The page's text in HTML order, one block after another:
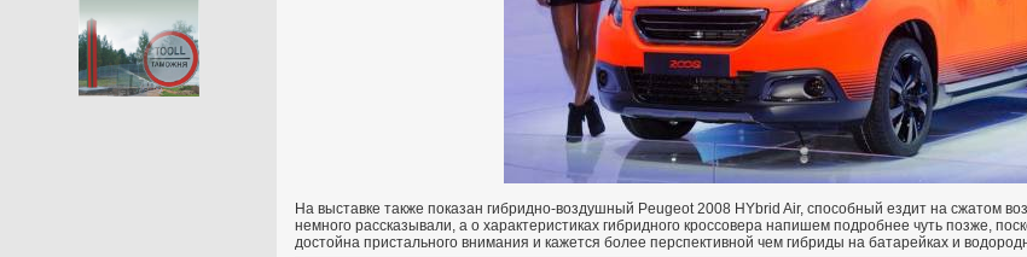
На выставке также показан гибридно-воздушный Peugeot 2008 HYbrid Air, способный ездит на сжатом
немного рассказывали, а о характеристиках гибридного кроссовера напишем подробнее чуть позже,
достойна пристального внимания и кажется более перспективной чем гибриды на батарейках и